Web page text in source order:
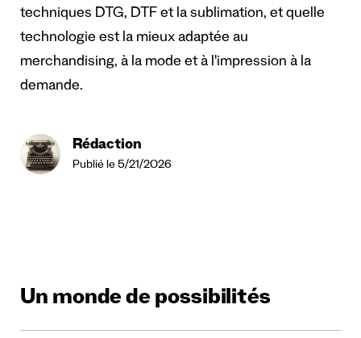
techniques DTG, DTF et la sublimation, et quelle
technologie est la mieux adaptée au
merchandising, à la mode et à l'impression à la
demande.
Rédaction
Publié le 5/21/2026
Un monde de possibilités